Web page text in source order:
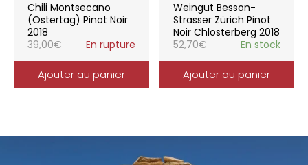
Chili Montsecano
(Ostertag) Pinot Noir
2018
39,00€ En rupture
Ajouter au panier
Weingut Besson-
Strasser Zürich Pinot
Noir Chlosterberg 2018
52,70€ En stock
Ajouter au panier